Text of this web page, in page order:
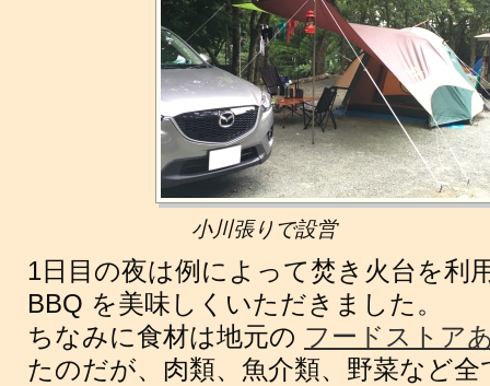
小川張りで設営
1日目の夜は例によって焚き火台を利
BBQ を美味しくいただきました。
ちなみに食材は地元の フードストア
たのだが、肉類、魚介類、野菜など